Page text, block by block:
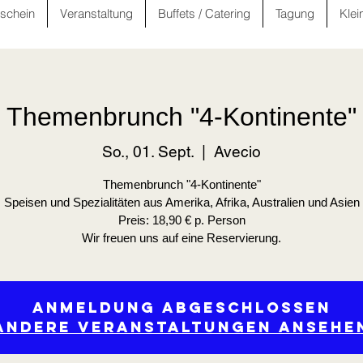
Veranstaltung Buffets / Catering Tagung
Themenbrunch "4-Kontinente"
So., 01. Sept. Avecio
Themenbrunch "4-Kontinente"
Speisen und Spezialitäten aus Amerika, Afrika, Australien und Asien
Preis: 18,90 € p. Person
Wir freuen uns auf eine Reservierung.
Anmeldung abgeschlossen
Veranstaltungen